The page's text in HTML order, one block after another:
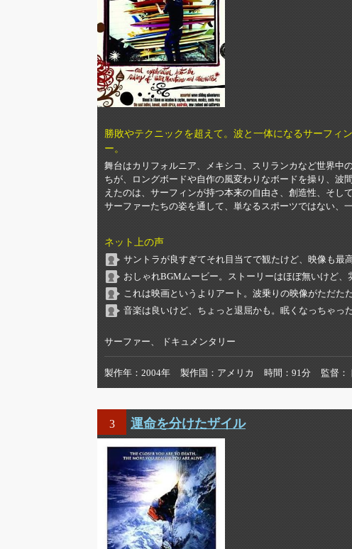
勝敗やテクニックを超えて。波と一体になるサーフィ
ー。
舞台はカリフォルニア、メキシコ、スリランカなど世界中
ちが、ロングボードや自作の風変わりなボードを操り、波
えたのは、サーフィンが持つ本来の自由さ、創造性、そし
サーファーたちの姿を通して、単なるスポーツではない、
ネット上の声
サントラが良すぎてそれ目当てで観たけど、映像も最
おしゃれBGMムービー。ストーリーはほぼ無いけど、
これは映画というよりアート。波乗りの映像がただた
音楽は良いけど、ちょっと退屈かも。眠くなっちゃっ
サーファー、 ドキュメンタリー
製作年 2004年 製作国 アメリカ 時間 91分 監督
3 運命を分けたザイル